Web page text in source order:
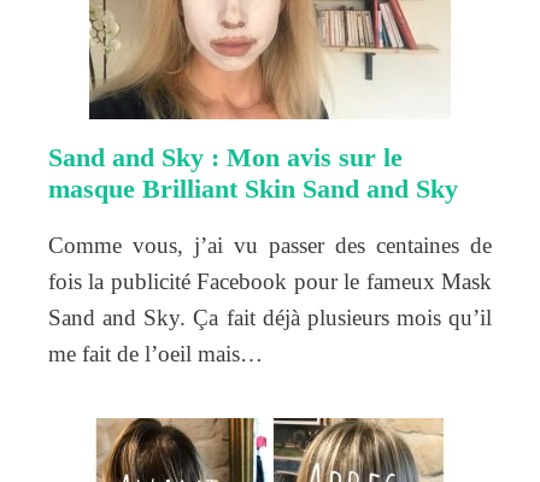
Sand and Sky : Mon avis sur le
masque Brilliant Skin Sand and Sky
Comme vous, j’ai vu passer des centaines de
fois la publicité Facebook pour le fameux Mask
Sand and Sky. Ça fait déjà plusieurs mois qu’il
me fait de l’oeil mais…